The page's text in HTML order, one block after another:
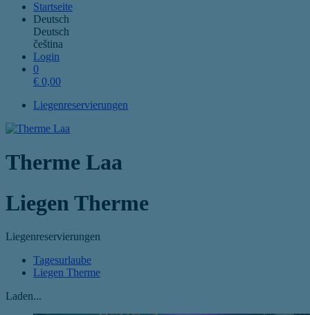
Startseite
Deutsch
Deutsch
čeština
Login
0
€ 0,00
Liegenreservierungen
Therme Laa
Liegen Therme
Liegenreservierungen
Tagesurlaube
Liegen Therme
Laden...